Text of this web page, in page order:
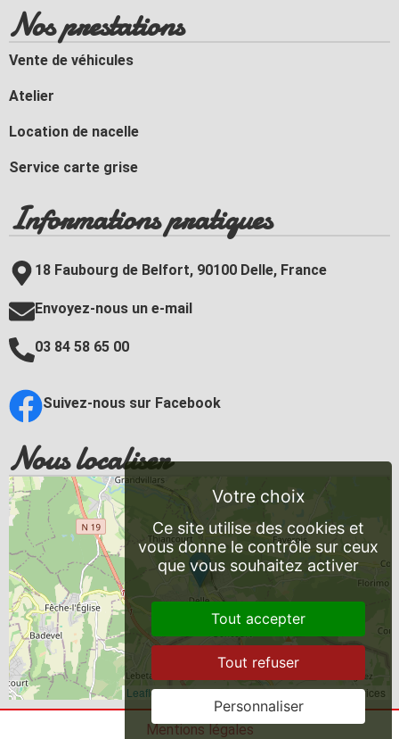
Nos prestations
Vente de véhicules
Atelier
Location de nacelle
Service carte grise
Informations pratiques
18 Faubourg de Belfort, 90100 Delle, France
Envoyez-nous un e-mail
03 84 58 65 00
Suivez-nous sur Facebook
Nous localiser
Leaflet, ©OpenStreetMapcontributeurs/contributrices
Mentions légales
Ce site utilise des cookies et
vous donne le contrôle sur ceux
que vous souhaitez activer
Tout accepter
Tout refuser
Personnaliser